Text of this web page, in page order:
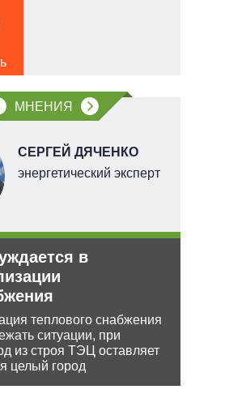
МНЕНИЯ
СЕРГЕЙ ДЯЧЕНКО
энергетический эксперт
в
теплового снабжения
ситуации, при
из строя ТЭЦ оставляет
целый город